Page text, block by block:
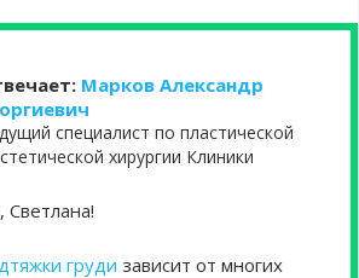
Марков Александр
специалист по пластической
хирургии Клиники
Светлана!
груди зависит от многих